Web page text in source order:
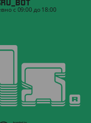
с 09:00 до 18:00